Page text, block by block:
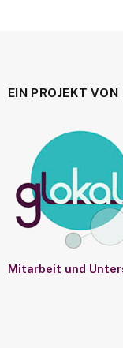
EIN PROJEKT VON
Mitarbeit und